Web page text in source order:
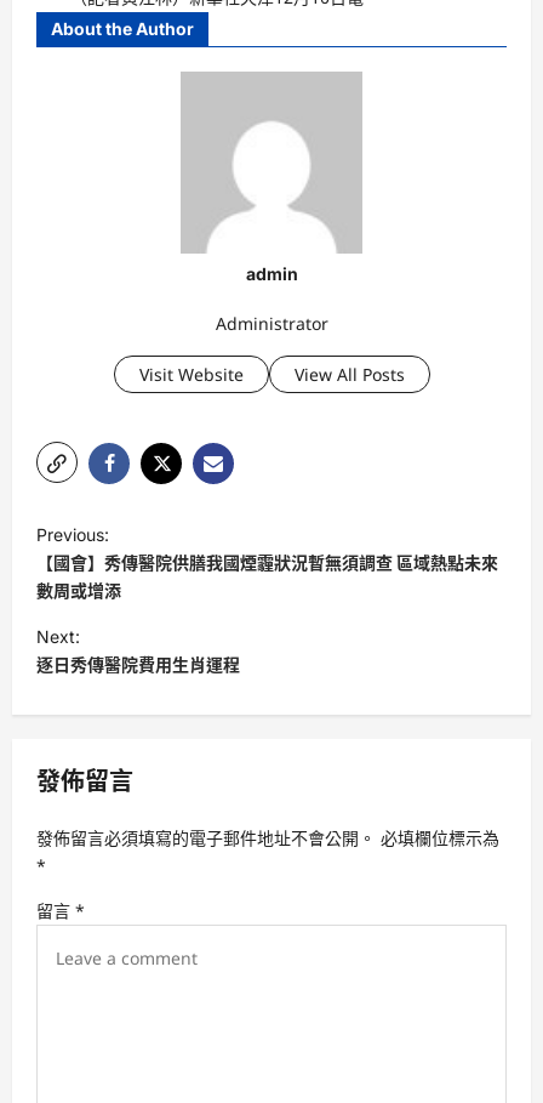
About the Author
admin
Administrator
Visit Website View All Posts
o
s
t
n
a
i
a
t
i
Previous:
【國會】秀傳醫院供膳我國煙霾狀況暫無須調查 區域熱點未來
數周或增添
Next:
逐日秀傳醫院費用生肖運程
發佈留言
發佈留言必須填寫的電子郵件地址不會公開。 必填欄位標示為
*
留言 *